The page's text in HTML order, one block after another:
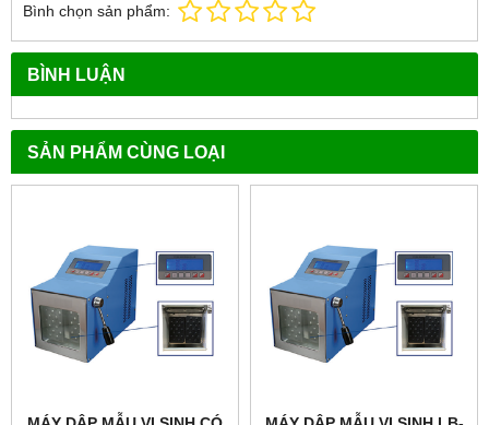
Bình chọn sản phẩm:
BÌNH LUẬN
SẢN PHẨM CÙNG LOẠI